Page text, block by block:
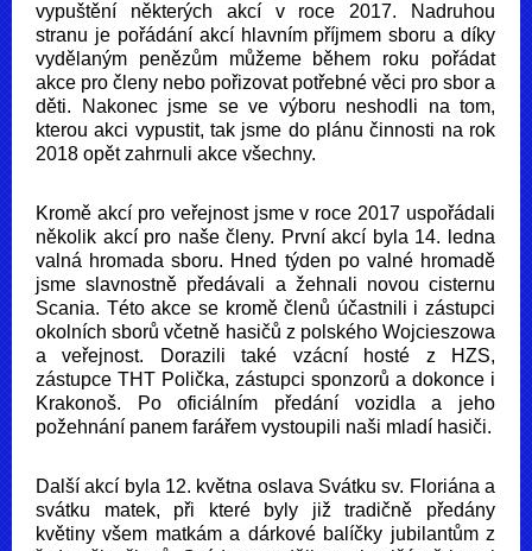
vypuštění některých akcí v roce 2017. Nadruhou
stranu je pořádání akcí hlavním příjmem sboru a díky
vydělaným penězům můžeme během roku pořádat
akce pro členy nebo pořizovat potřebné věci pro sbor a
děti. Nakonec jsme se ve výboru neshodli na tom,
kterou akci vypustit, tak jsme do plánu činnosti na rok
2018 opět zahrnuli akce všechny.
Kromě akcí pro veřejnost jsme v roce 2017 uspořádali
několik akcí pro naše členy. První akcí byla 14. ledna
valná hromada sboru. Hned týden po valné hromadě
jsme slavnostně předávali a žehnali novou cisternu
Scania. Této akce se kromě členů účastnili i zástupci
okolních sborů včetně hasičů z polského Wojcieszowa
a veřejnost. Dorazili také vzácní hosté z HZS,
zástupce THT Polička, zástupci sponzorů a dokonce i
Krakonoš. Po oficiálním předání vozidla a jeho
požehnání panem farářem vystoupili naši mladí hasiči.
Další akcí byla 12. května oslava Svátku sv. Floriána a
svátku matek, při které byly již tradičně předány
květiny všem matkám a dárkové balíčky jubilantům z